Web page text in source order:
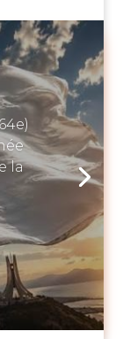
la